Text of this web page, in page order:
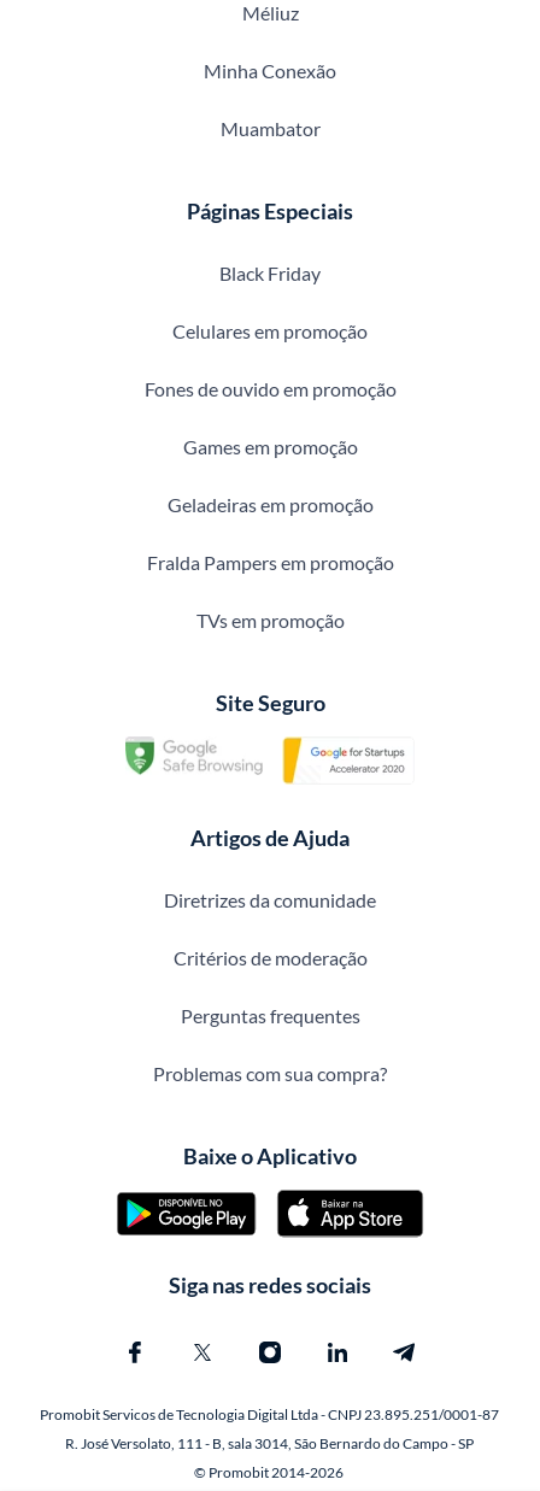
Méliuz
Minha Conexão
Muambator
Páginas Especiais
Black Friday
Celulares em promoção
Fones de ouvido em promoção
Games em promoção
Geladeiras em promoção
Fralda Pampers em promoção
TVs em promoção
Site Seguro
Artigos de Ajuda
Diretrizes da comunidade
Critérios de moderação
Perguntas frequentes
Problemas com sua compra?
Baixe o Aplicativo
Siga nas redes sociais
Promobit Servicos de Tecnologia Digital Ltda - CNPJ 23.895.251/0001-87
R. José Versolato, 111 - B, sala 3014, São Bernardo do Campo - SP
© Promobit 2014-2026